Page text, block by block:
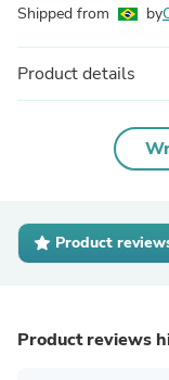
Shipped from by
Product details
Product
Product reviews